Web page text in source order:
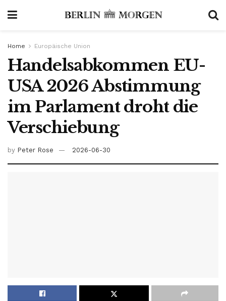
Home Europäische Union
Handelsabkommen EU-
USA 2026 Abstimmung
im Parlament droht die
Verschiebung
by Peter Rose 2026-06-30